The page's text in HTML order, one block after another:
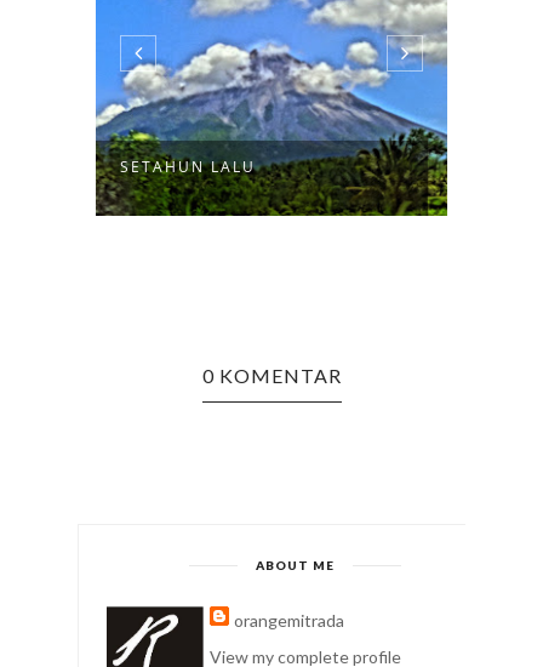
SETAHUN LALU
0 KOMENTAR
ABOUT ME
orangemitrada
View my complete profile